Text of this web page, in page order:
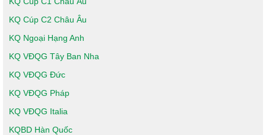
KQ Cúp C2 Châu Âu
KQ Ngoại Hạng Anh
KQ VĐQG Tây Ban Nha
KQ VĐQG Đức
KQ VĐQG Pháp
KQ VĐQG Italia
KQBD Hàn Quốc